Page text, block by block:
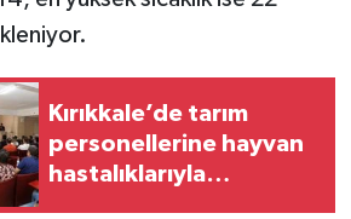
Kırıkkale’de tarım
personellerine hayvan
hastalıklarıyla